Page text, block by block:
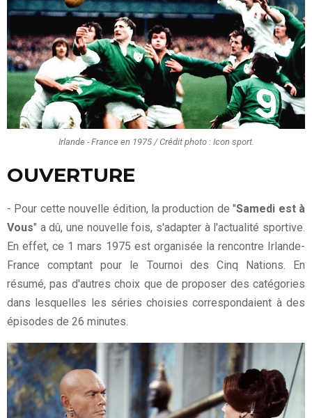
Irlande - France en 1975 / Crédit photo : Icon sport.
OUVERTURE
- Pour cette nouvelle édition, la production de "Samedi est à
Vous" a dû, une nouvelle fois, s'adapter à l'actualité sportive.
En effet, ce 1 mars 1975 est organisée la rencontre Irlande-
France comptant pour le Tournoi des Cinq Nations. En
résumé, pas d'autres choix que de proposer des catégories
dans lesquelles les séries choisies correspondaient à des
épisodes de 26 minutes.